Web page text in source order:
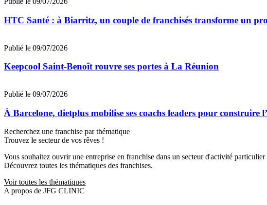
HTC Santé : à Biarritz, un couple de franchisés transforme un
Publié le 09/07/2026
Keepcool Saint-Benoît rouvre ses portes à La Réunion
Publié le 09/07/2026
À Barcelone, dietplus mobilise ses coachs leaders pour construire
Recherchez une franchise par thématique
Trouvez le secteur de vos rêves !
Vous souhaitez ouvrir une entreprise en franchise dans un secteur d'activité particulier
Découvrez toutes les thématiques des franchises.
Voir toutes les thématiques
A propos de JFG CLINIC